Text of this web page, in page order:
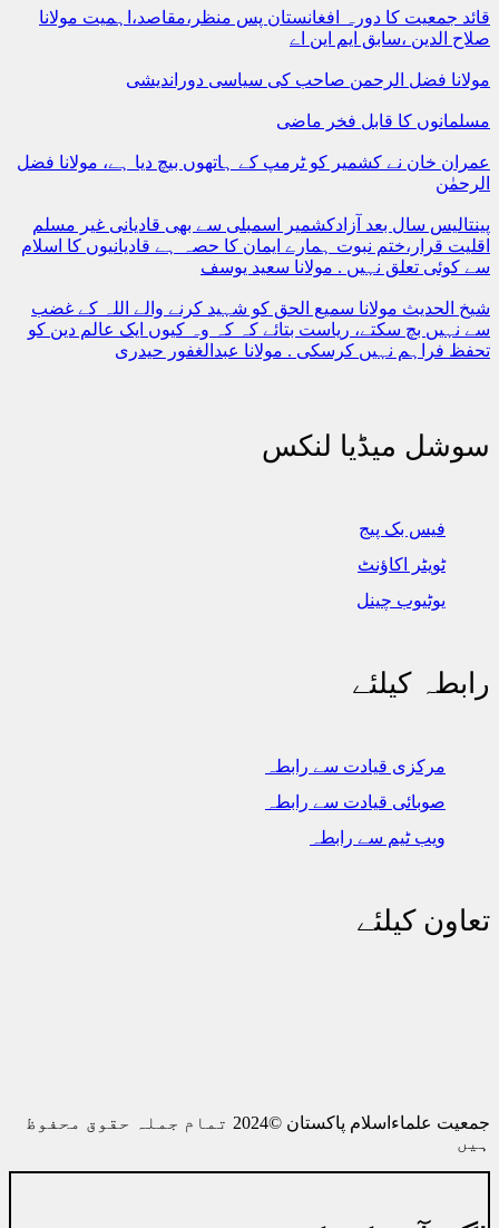
قائد جمعیت کا دورہ افغانستان پس منظر،مقاصد،اہمیت مولانا
صلاح الدین ،سابق ایم این اے
مولانا فضل الرحمن صاحب کی سیاسی دوراندیشی
مسلمانوں کا قابل فخر ماضی
عمران خان نے کشمیر کو ٹرمپ کے ہاتھوں بیچ دیا ہے، مولانا فضل
الرحمٰن
پینتالیس سال بعد آزادکشمیر اسمبلی سے بھی قادیانی غیر مسلم
اقلیت قرار،ختم نبوت ہمارے ایمان کا حصہ ہے قادیانیوں کا اسلام
سے کوئی تعلق نہیں . مولانا سعید یوسف
شیخ الحدیث مولانا سمیع الحق کو شہید کرنے والے اللہ کے غضب
سے نہیں بچ سکتے، ریاست بتائے کہ کہ وہ کیوں ایک عالم دین کو
تحفظ فراہم نہیں کرسکی . مولانا عبدالغفور حیدری
سوشل میڈیا لنکس
فیس بک پیج
ٹویٹر اکاؤنٹ
یوٹیوب چینل
رابطہ کیلئے
مرکزی قیادت سے رابطہ
صوبائی قیادت سے رابطہ
ویب ٹیم سے رابطہ
تعاون کیلئے
جمعیت علماءاسلام پاکستان ©2024 تمام جملہ حقوق محفوظ
ہیں